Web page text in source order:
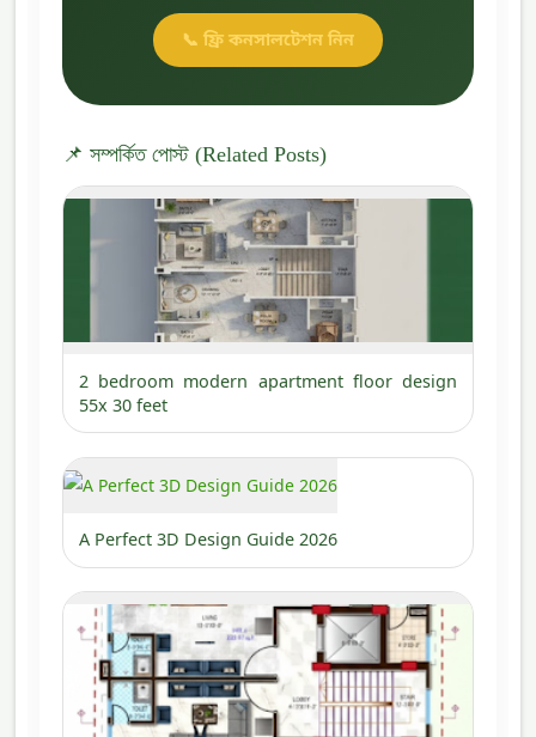
📞 ফ্রি কনসালটেশন নিন
📌 সম্পর্কিত পোস্ট (Related Posts)
2 bedroom modern apartment floor design
55x 30 feet
A Perfect 3D Design Guide 2026